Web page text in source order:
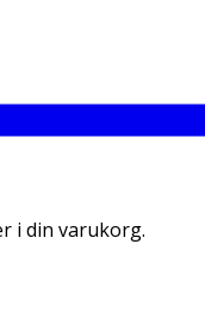
i din varukorg.